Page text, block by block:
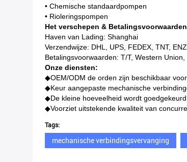
• Chemische standaardpompen
• Rioleringspompen
Het verschepen &
Haven van Lading: Shanghai
Verzendwijze: DHL, UPS, FEDEX, TNT, ENZ.
Betalingsvoorwaarden: T/T, Western Union,
Onze diensten:
◆OEM/ODM de orden zijn beschikbaar
◆Keur aangepaste mechanische
◆De kleine hoeveelheid wordt goedgekeurd
◆Voorziet uitstekende kwaliteit van
Tags:
mechanische verbindingsvervanging